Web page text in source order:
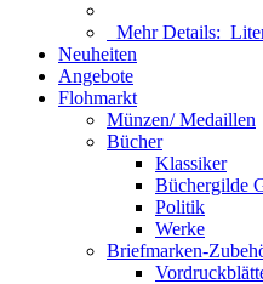
Mehr Details:
Neuheiten
Angebote
Flohmarkt
Münzen/ Medaillen
Bücher
Klassiker
Büchergilde
Politik
Werke
Briefmarken-